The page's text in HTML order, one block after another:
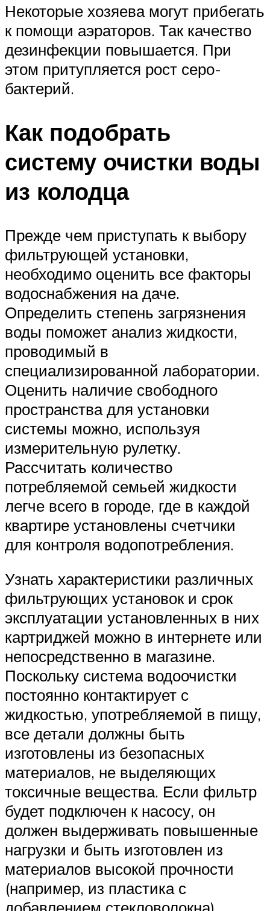
Некоторые хозяева могут прибегать
к помощи аэраторов. Так качество
дезинфекции повышается. При
этом притупляется рост серо-
бактерий.
Как подобрать
систему очистки воды
из колодца
Прежде чем приступать к выбору
фильтрующей установки,
необходимо оценить все факторы
водоснабжения на даче.
Определить степень загрязнения
воды поможет анализ жидкости,
проводимый в
специализированной лаборатории.
Оценить наличие свободного
пространства для установки
системы можно, используя
измерительную рулетку.
Рассчитать количество
потребляемой семьей жидкости
легче всего в городе, где в каждой
квартире установлены счетчики
для контроля водопотребления.
Узнать характеристики различных
фильтрующих установок и срок
эксплуатации установленных в них
картриджей можно в интернете или
непосредственно в магазине.
Поскольку система водоочистки
постоянно контактирует с
жидкостью, употребляемой в пищу,
все детали должны быть
изготовлены из безопасных
материалов, не выделяющих
токсичные вещества. Если фильтр
будет подключен к насосу, он
должен выдерживать повышенные
нагрузки и быть изготовлен из
материалов высокой прочности
(например, из пластика с